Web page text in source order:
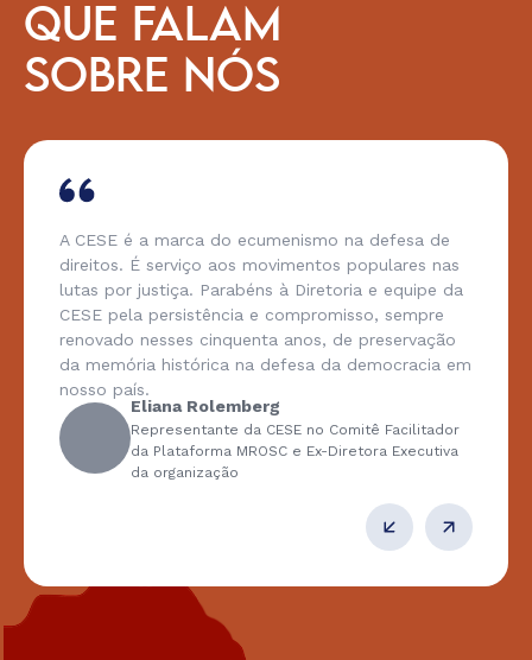
QUE FALAM
SOBRE NÓS
A CESE é a marca do ecumenismo na defesa de
direitos. É serviço aos movimentos populares nas
lutas por justiça. Parabéns à Diretoria e equipe da
CESE pela persistência e compromisso, sempre
renovado nesses cinquenta anos, de preservação
da memória histórica na defesa da democracia em
nosso país.
Eliana Rolemberg
Representante da CESE no Comitê Facilitador
da Plataforma MROSC e Ex-Diretora Executiva
da organização